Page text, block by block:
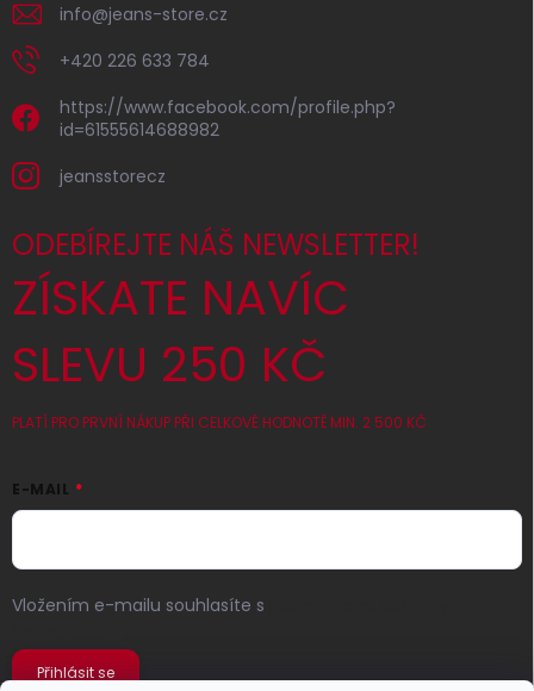
info@jeans-store.cz
+420 226 633 784
https://www.facebook.com/profile.php?
id=61555614688982
jeansstorecz
ODEBÍREJTE NÁŠ NEWSLETTER!
ZÍSKATE NAVÍC
SLEVU 250 KČ
PLATÍ PRO PRVNÍ NÁKUP PŘI CELKOVÉ HODNOTĚ MIN. 2 500 KČ
E-MAIL
Vložením e-mailu souhlasíte s
Přihlásit se